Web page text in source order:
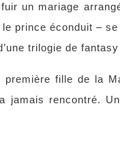
un mariage
prince éconduit –
trilogie de
première fille de la
jamais rencontré.